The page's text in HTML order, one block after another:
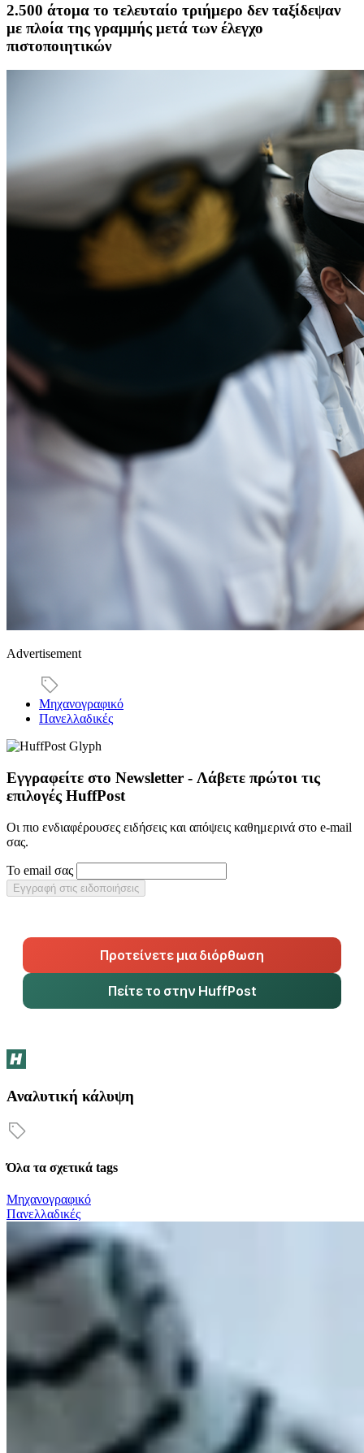
2.500 άτομα το τελευταίο τριήμερο δεν ταξίδεψαν
με πλοία της γραμμής μετά των έλεγχο
πιστοποιητικών
Advertisement
Μηχανογραφικό
Πανελλαδικές
Εγγραφείτε στο Newsletter - Λάβετε πρώτοι τις
επιλογές HuffPost
Οι πιο ενδιαφέρουσες ειδήσεις και απόψεις καθημερινά στο e-mail
σας.
Το email σας
Εγγραφή στις ειδοποιήσεις
Προτείνετε μια διόρθωση
Πείτε το στην HuffPost
Αναλυτική κάλυψη
Όλα τα σχετικά tags
Μηχανογραφικό
Πανελλαδικές